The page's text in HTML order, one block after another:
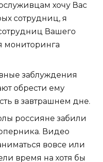
хочу Вас
сотрудниц, я
Вашего
мониторинга
заблуждения
обрести ему
в завтрашнем дне.
россияне забили
Видео
вовсе или
время на хотя бы